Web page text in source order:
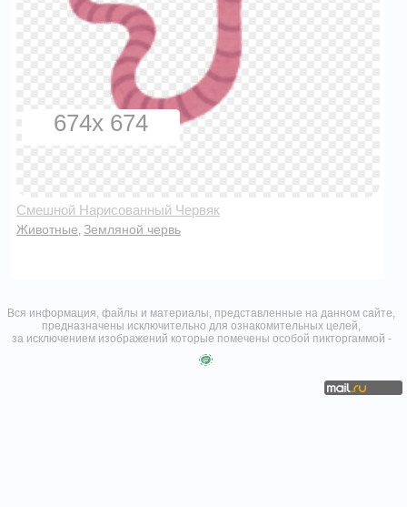
674x 674
Смешной Нарисованный Червяк
Животные Земляной червь
Вся информация, файлы и материалы, представленные на данном сайте,
предназначены исключительно для ознакомительных целей,
за исключением изображений которые помечены особой пикторгаммой -